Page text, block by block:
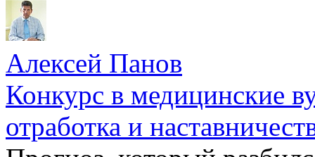
Алексей Панов
Конкурс в медицинские
отработка и